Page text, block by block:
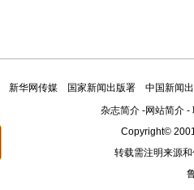
新华网传媒 国家新闻出版署
中国新闻
杂志简介-网站简介-
Copyright©
转载需注明来源